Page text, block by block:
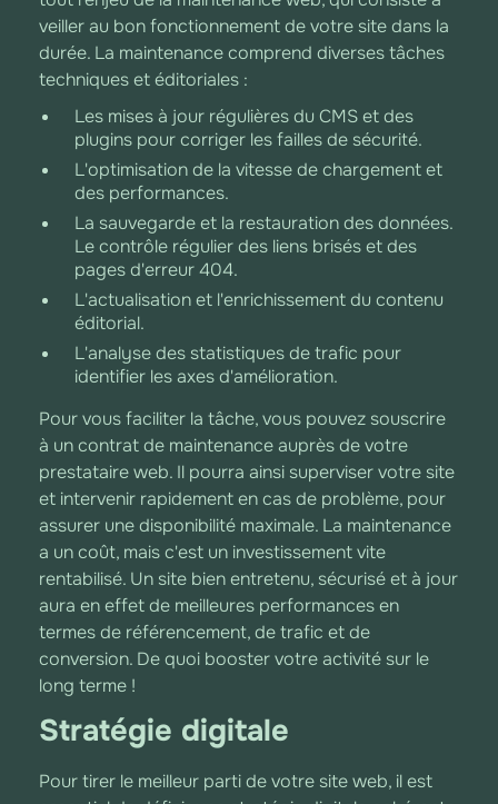
veiller au bon fonctionnement de votre site dans la
durée. La maintenance comprend diverses tâches
techniques et éditoriales :
Les mises à jour régulières du CMS et des
plugins pour corriger les failles de sécurité.
L'optimisation de la vitesse de chargement et
des performances.
La sauvegarde et la restauration des données.
Le contrôle régulier des liens brisés et des
pages d'erreur 404.
L'actualisation et l'enrichissement du contenu
éditorial.
L'analyse des statistiques de trafic pour
identifier les axes d'amélioration.
Pour vous faciliter la tâche, vous pouvez souscrire
à un contrat de maintenance auprès de votre
prestataire web. Il pourra ainsi superviser votre site
et intervenir rapidement en cas de problème, pour
assurer une disponibilité maximale. La maintenance
a un coût, mais c'est un investissement vite
rentabilisé. Un site bien entretenu, sécurisé et à jour
aura en effet de meilleures performances en
termes de référencement, de trafic et de
conversion. De quoi booster votre activité sur le
long terme !
Stratégie digitale
Pour tirer le meilleur parti de votre site web, il est